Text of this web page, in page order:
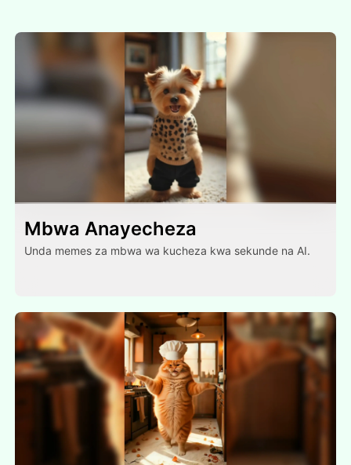
Mbwa Anayecheza
Unda memes za mbwa wa kucheza kwa sekunde na AI.